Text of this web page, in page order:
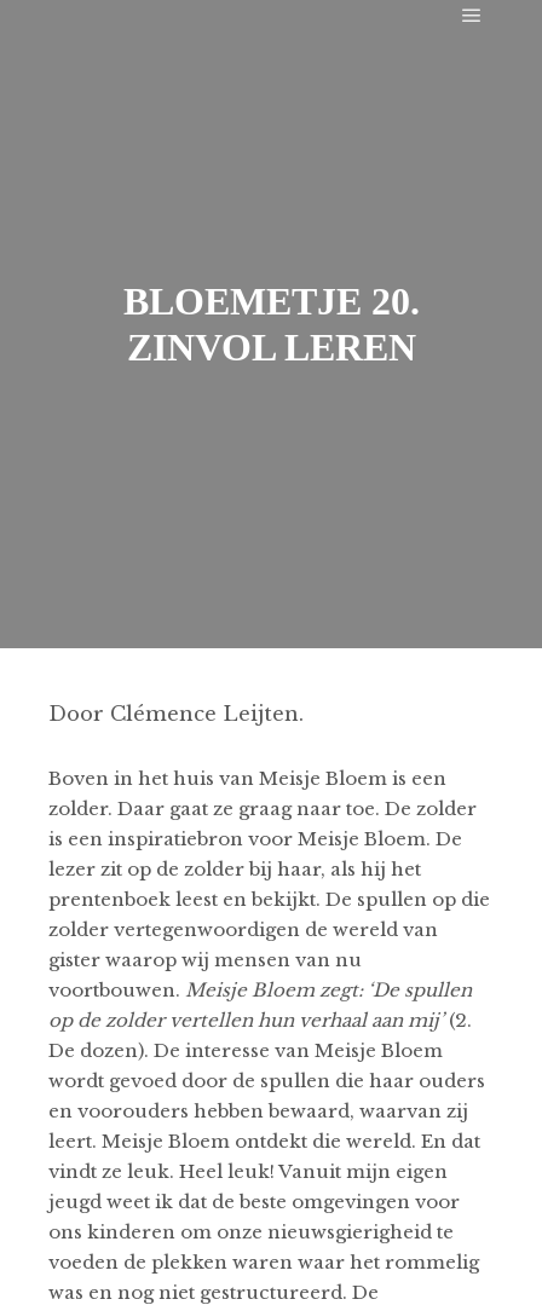
BLOEMETJE 20.
ZINVOL LEREN
Door Clémence Leijten.
Boven in het huis van Meisje Bloem is een
zolder. Daar gaat ze graag naar toe. De zolder
is een inspiratiebron voor Meisje Bloem. De
lezer zit op de zolder bij haar, als hij het
prentenboek leest en bekijkt. De spullen op die
zolder vertegenwoordigen de wereld van
gister waarop wij mensen van nu
voortbouwen. Meisje Bloem zegt: ‘De spullen
op de zolder vertellen hun verhaal aan mij’(2.
De dozen). De interesse van Meisje Bloem
wordt gevoed door de spullen die haar ouders
en voorouders hebben bewaard, waarvan zij
leert. Meisje Bloem ontdekt die wereld. En dat
vindt ze leuk. Heel leuk! Vanuit mijn eigen
jeugd weet ik dat de beste omgevingen voor
ons kinderen om onze nieuwsgierigheid te
voeden de plekken waren waar het rommelig
was en nog niet gestructureerd. De